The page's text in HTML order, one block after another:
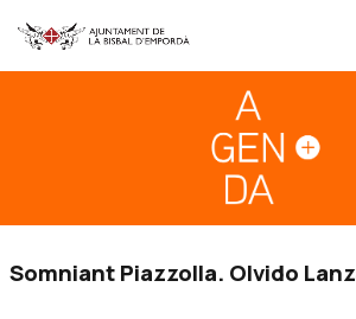
Somniant Piazzolla. Olvido